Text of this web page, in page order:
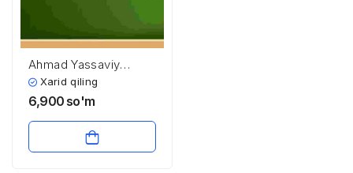
Ahmad Yassaviy
hayoti va ijodi
Xarid qiling
6,900 so'm